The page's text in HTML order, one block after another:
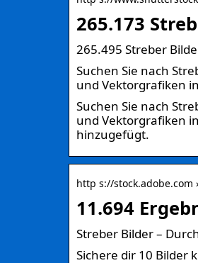
265.173
265.495 Streber
Suchen Sie nach
und Vektorgrafiken
Suchen Sie nach
und Vektorgrafiken
hinzugefügt.
http s://stock.adobe.com
11.694
Streber Bilder –
Sichere dir 10 Bilder